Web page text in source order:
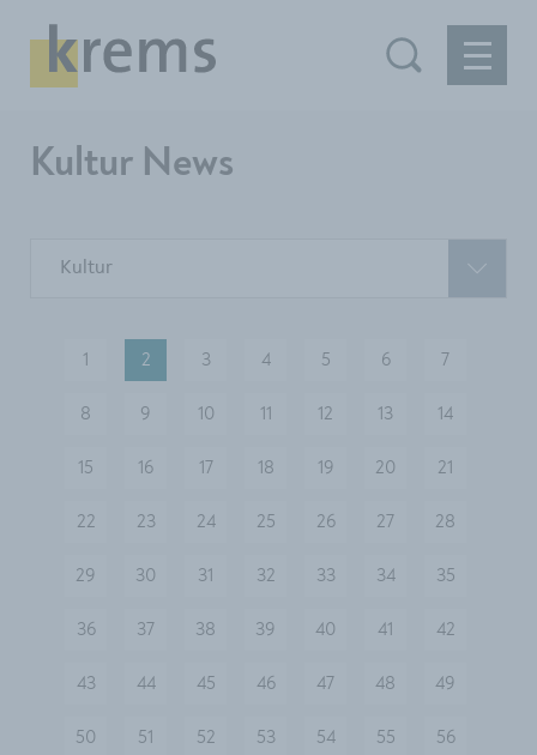
Kultur News
Kultur
1 2 3 4 5 6 7
8 9 10 11 12 13 14
15 16 17 18 19 20 21
22 23 24 25 26 27 28
29 30 31 32 33 34 35
36 37 38 39 40 41 42
43 44 45 46 47 48 49
50 51 52 53 54 55 56